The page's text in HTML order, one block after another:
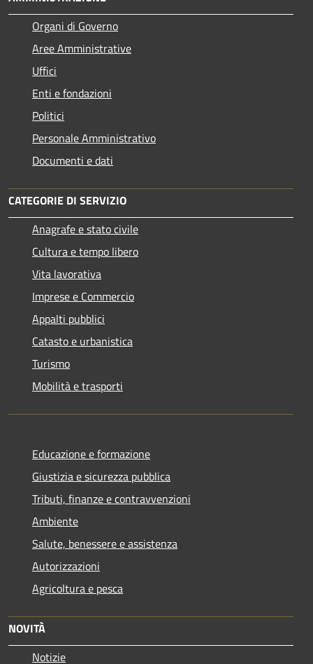
Organi di Governo
Aree Amministrative
Uffici
Enti e fondazioni
Politici
Personale Amministrativo
Documenti e dati
CATEGORIE DI SERVIZIO
Anagrafe e stato civile
Cultura e tempo libero
Vita lavorativa
Imprese e Commercio
Appalti pubblici
Catasto e urbanistica
Turismo
Mobilità e trasporti
Educazione e formazione
Giustizia e sicurezza pubblica
Tributi, finanze e contravvenzioni
Ambiente
Salute, benessere e assistenza
Autorizzazioni
Agricoltura e pesca
NOVITÀ
Notizie